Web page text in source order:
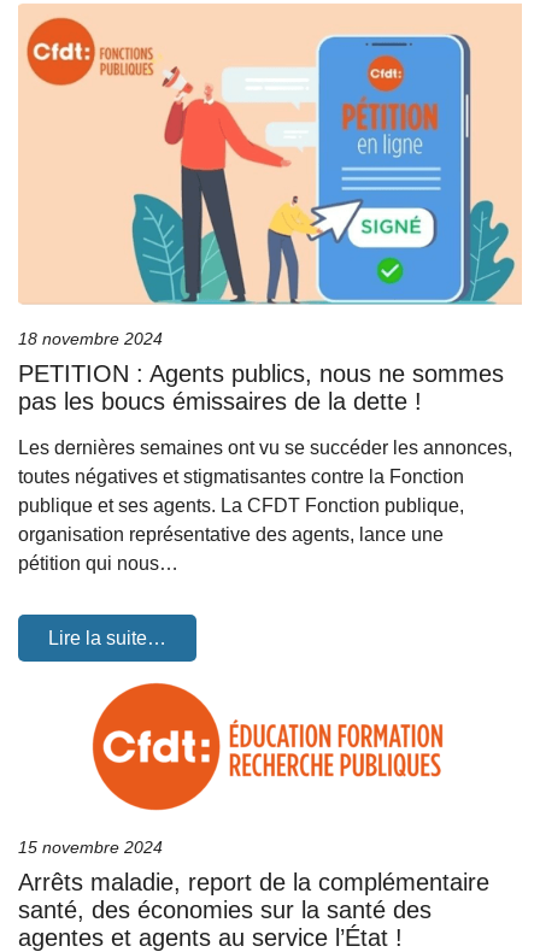
18 novembre 2024
PETITION : Agents publics, nous ne sommes
pas les boucs émissaires de la dette !
Les dernières semaines ont vu se succéder les annonces,
toutes négatives et stigmatisantes contre la Fonction
publique et ses agents. La CFDT Fonction publique,
organisation représentative des agents, lance une
pétition qui nous…
Lire la suite…
15 novembre 2024
Arrêts maladie, report de la complémentaire
santé, des économies sur la santé des
agentes et agents au service l’État !